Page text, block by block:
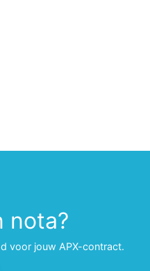
nota?
voor jouw APX-contract.